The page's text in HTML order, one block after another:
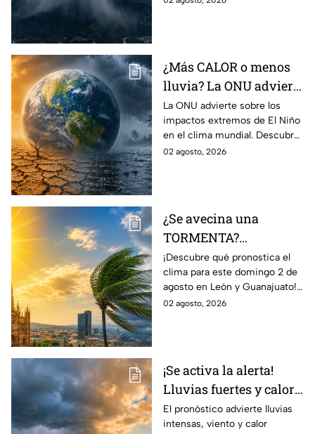
Guanajuato?
¿Más CALOR o menos
lluvia? La ONU advierte
por los efectos
EXTREMOS de ‘El Niño’
y que cambiarán el
clima en el mundo
La ONU advierte sobre los
impactos extremos de El Niño
en el clima mundial. Descubre
cómo podría cambiar el clima
02 agosto, 2026
¿Se avecina una
TORMENTA?
Aumentan las
posibilidad de
LLUVIAS FUERTES en
León, Gto., hoy 2 de
¡Descubre qué pronostica el
clima para este domingo 2 de
agosto en León y Guanajuato!
Desde una mañana
02 agosto, 2026
¡Se activa la alerta!
Lluvias fuertes y calor
extremo en gran parte
de México; ¿afectará a
El pronóstico advierte lluvias
intensas, viento y calor